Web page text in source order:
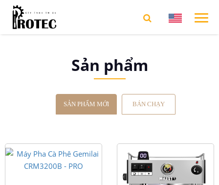
Sản phẩm
SẢN PHẨM MỚI BÁN CHẠY